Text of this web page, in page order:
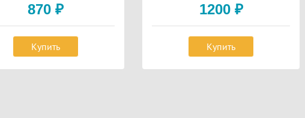
870 ₽
Купить
1200 ₽
Купить